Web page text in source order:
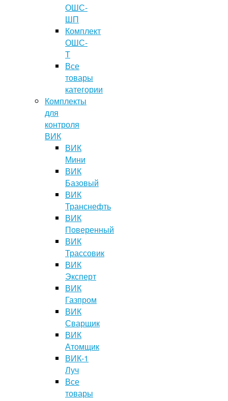
ОШС-
ШП
Комплект
ОШС-
Т
Все
товары
категории
Комплекты
для
контроля
ВИК
ВИК
Мини
ВИК
Базовый
ВИК
Транснефть
ВИК
Поверенный
ВИК
Трассовик
ВИК
Эксперт
ВИК
Газпром
ВИК
Сварщик
ВИК
Атомщик
ВИК-1
Луч
Все
товары